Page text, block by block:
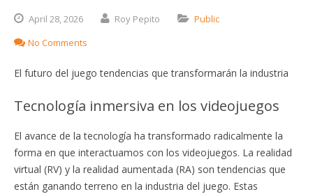
April 28,2026 Roy Pepito
Public
No Comments
El futuro del juego tendencias que transformarán la industria
Tecnología inmersiva en los videojuegos
El avance de la tecnología ha transformado radicalmente la
forma en que interactuamos con los videojuegos. La realidad
virtual (RV) y la realidad aumentada (RA) son tendencias que
están ganando terreno en la industria del juego. Estas